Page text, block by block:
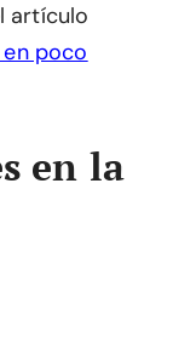
artículo
poco
en la